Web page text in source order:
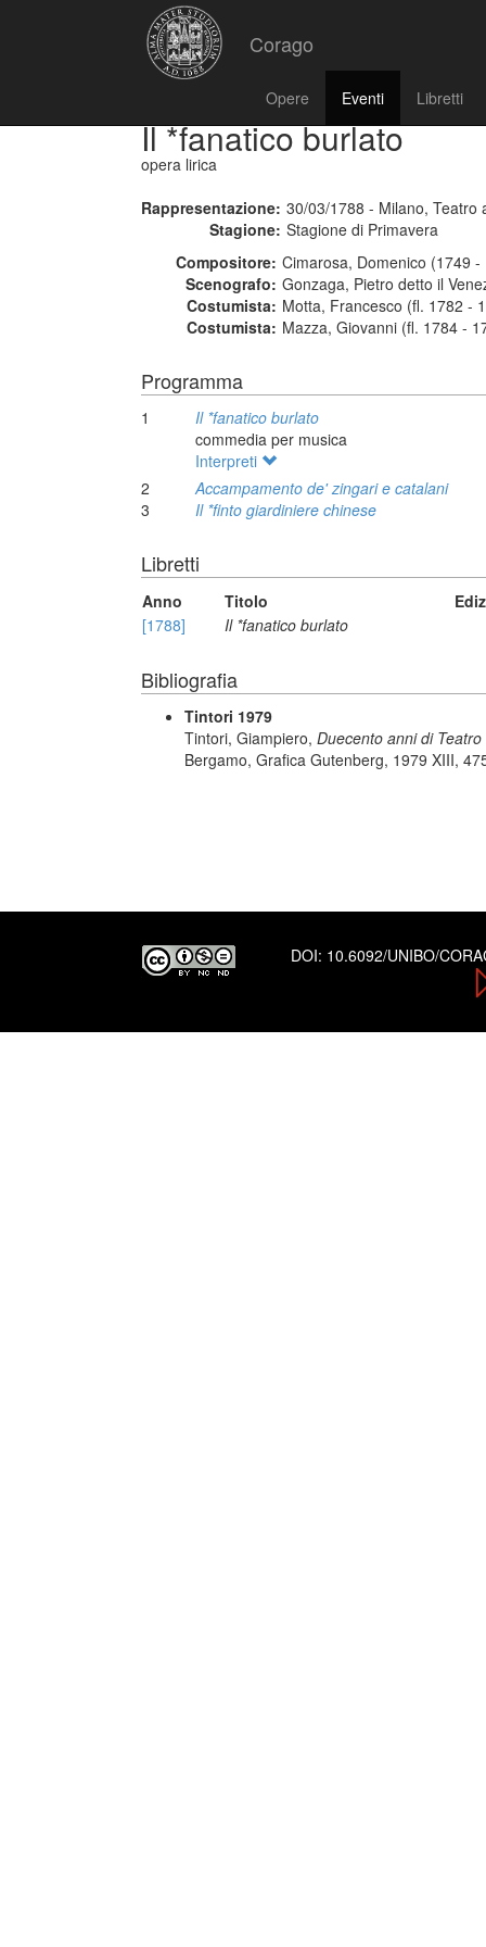
Corago
Opere Eventi Libretti
Il *fanatico burlato
opera lirica
Rappresentazione: 30/03/1788 - Milano, Teatro
Stagione: Stagione di Primavera
Compositore: Cimarosa, Domenico (1749
Scenografo: Gonzaga, Pietro detto il
Costumista: Motta, Francesco (fl. 1782 -
Costumista: Mazza, Giovanni (fl. 1784 -
Programma
1
Il *fanatico burlato
commedia per musica
Interpreti
2
Accampamento de' zingari e catalani
3
Il *finto giardiniere chinese
Libretti
Anno Titolo
[1788]
Il *fanatico burlato
Bibliografia
Tintori 1979
Tintori, Giampiero, Duecento anni di
Bergamo, Grafica Gutenberg, 1979 XIII,
DOI: 10.6092/UNIBO/